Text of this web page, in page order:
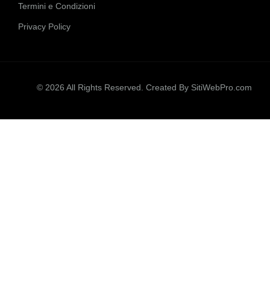
Termini e Condizioni
Privacy Policy
© 2026 All Rights Reserved. Created By SitiWebPro.com